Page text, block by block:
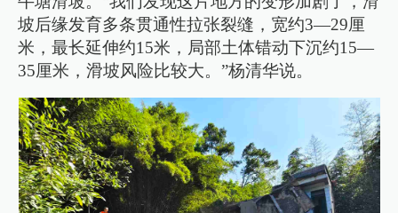
坡后缘发育多条贯通性拉张裂缝，宽约3—29厘
米，最长延伸约15米，局部土体错动下沉约15—
35厘米，滑坡风险比较大。”杨清华说。